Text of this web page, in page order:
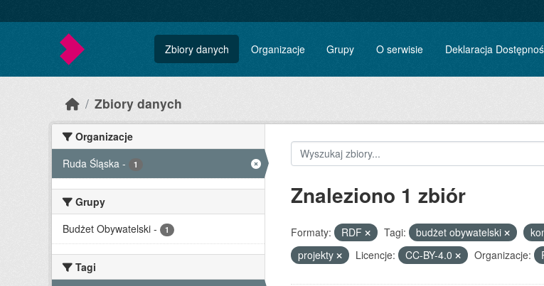
Zbiory danych Organizacje Grupy O serwisie Deklaracja
Zbiory danych
Organizacje
Ruda Śląska - 1
Grupy
Budżet Obywatelski - 1
Tagi
Znaleziono 1 zbiór
Formaty: RDF Tagi: budżet obywatelski
projekty
Licencje: CC-BY-4.0 Organizacje: